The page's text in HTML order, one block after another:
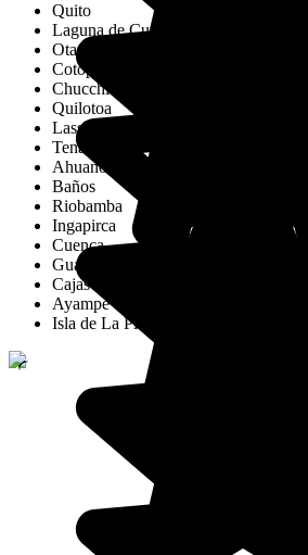
Quito
Laguna de Cuicocha
Otavalo
Cotopaxi
Chucchilán
Quilotoa
Lasso
Tena
Ahuano
Baños
Riobamba
Ingapirca
Cuenca
Guayaquil
Cajas National Park
Ayampe
Isla de La Plata